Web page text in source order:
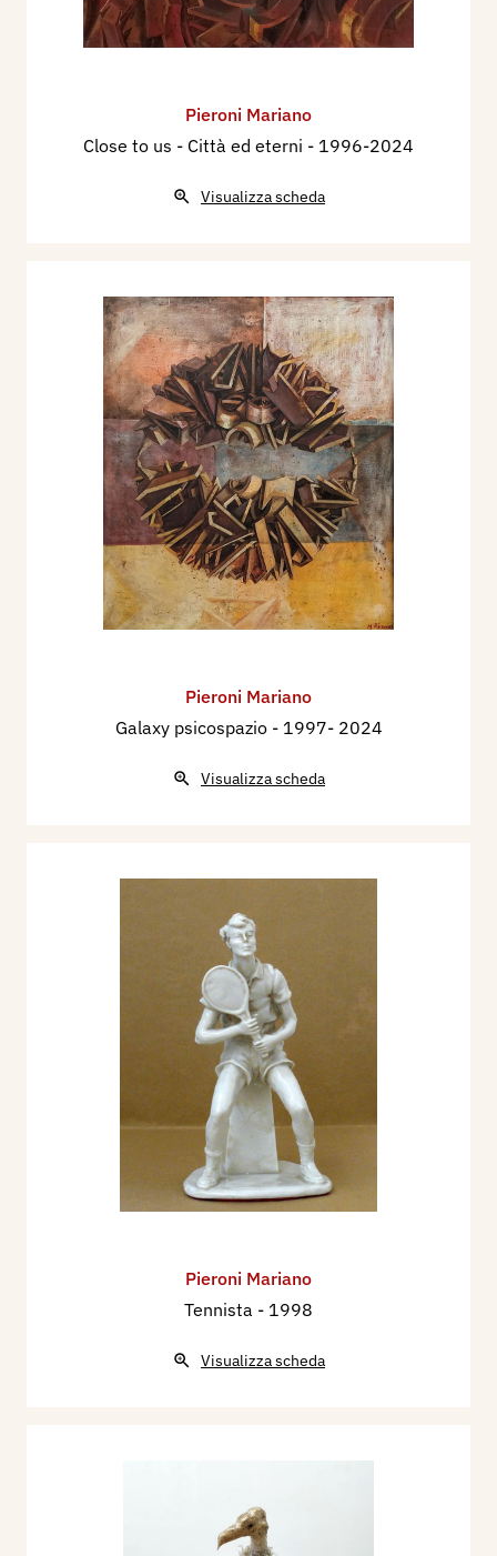
Pieroni Mariano
Close to us - Città ed eterni - 1996-2024
Visualizza scheda
Pieroni Mariano
Galaxy psicospazio - 1997- 2024
Visualizza scheda
Pieroni Mariano
Tennista - 1998
Visualizza scheda